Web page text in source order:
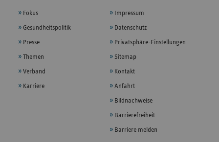
Fokus
Gesundheitspolitik
Presse
Themen
Verband
Karriere
Impressum
Datenschutz
Privatsphäre-Einstellungen
Sitemap
Kontakt
Anfahrt
Bildnachweise
Barrierefreiheit
Barriere melden